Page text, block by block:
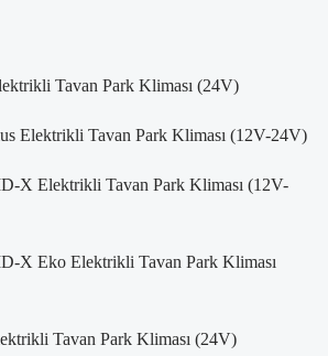
Tavan Park Kliması (24V)
Elektrikli Tavan Park Kliması (12V-24V)
X Elektrikli Tavan Park Kliması (12V-
X Eko Elektrikli Tavan Park Kliması
Tavan Park Kliması (24V)